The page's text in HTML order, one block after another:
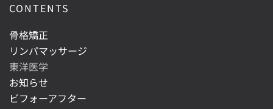
CONTENTS
骨格矯正
リンパマッサージ
東洋医学
お知らせ
ビフォーアフター